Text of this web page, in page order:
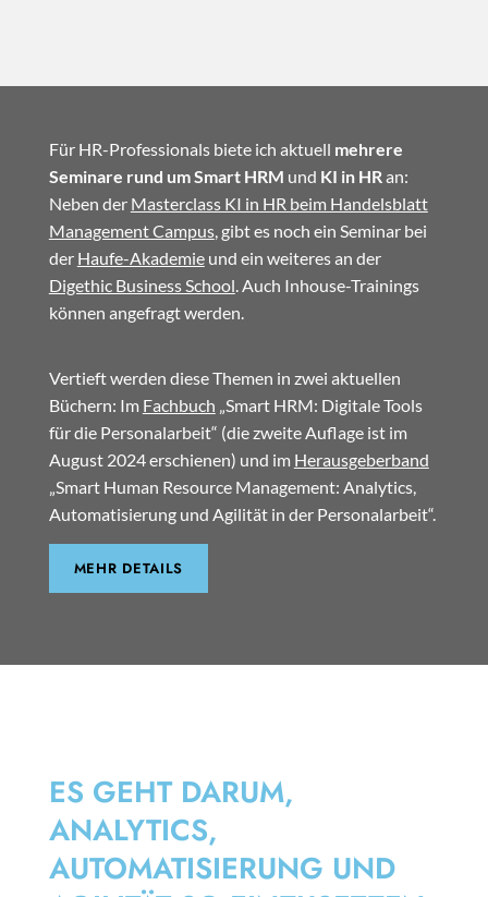
Für HR-Professionals biete ich aktuell mehrere
Seminare rund um Smart HRM und KI in HR an:
Neben der Masterclass KI in HR beim Handelsblatt
Management Campus, gibt es noch ein Seminar bei
der Haufe-Akademieund ein weiteres an der
Digethic Business School . Auch Inhouse-Trainings
können angefragt werden.
Vertieft werden diese Themen in zwei aktuellen
Büchern: Im Fachbuch „Smart HRM: Digitale Tools
für die Personalarbeit“ (die zweite Auflage ist im
August 2024 erschienen) und im Herausgeberband
„Smart Human Resource Management: Analytics,
Automatisierung und Agilität in der Personalarbeit“.
MEHR DETAILS
ES GEHT DARUM,
ANALYTICS,
AUTOMATISIERUNG UND